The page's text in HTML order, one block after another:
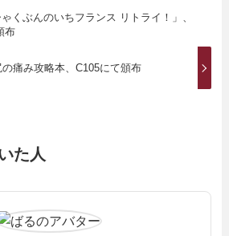
ゃくぶんのいちフランス リトライ！」、
布
の痛み攻略本、C105にて頒布
た人